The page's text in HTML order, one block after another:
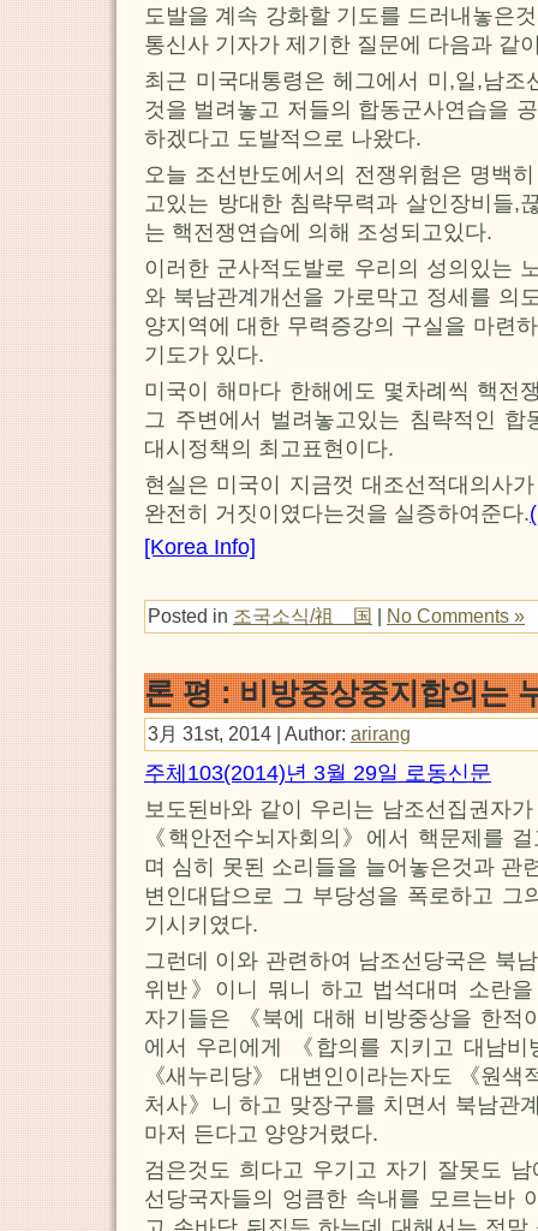
도발을 계속 강화할 기도를 드러내놓은
통신사 기자가 제기한 질문에 다음과 같
최근 미국대통령은 헤그에서 미,일,남조
것을 벌려놓고 저들의 합동군사연습을
하겠다고 도발적으로 나왔다.
오늘 조선반도에서의 전쟁위험은 명백
고있는 방대한 침략무력과 살인장비들,
는 핵전쟁연습에 의해 조성되고있다.
이러한 군사적도발로 우리의 성의있는
와 북남관계개선을 가로막고 정세를 의
양지역에 대한 무력증강의 구실을 마련
기도가 있다.
미국이 해마다 한해에도 몇차례씩 핵전
그 주변에서 벌려놓고있는 침략적인 합
대시정책의 최고표현이다.
현실은 미국이 지금껏 대조선적대의사
완전히 거짓이였다는것을 실증하여준다.
[Korea Info]
Posted in 조국소식/祖 国 | No Comments »
론 평 : 비방중상중지합의는
3月 31st, 2014 | Author: arirang
주체103(2014)년 3월 29일 로동신문
보도된바와 같이 우리는 남조선집권자
《핵안전수뇌자회의》에서 핵문제를
며 심히 못된 소리들을 늘어놓은것과 관
변인대답으로 그 부당성을 폭로하고 그
기시키였다.
그런데 이와 관련하여 남조선당국은 북
위반》이니 뭐니 하고 법석대며 소란
자기들은 《북에 대해 비방중상을 한적
에서 우리에게 《합의를 지키고 대남
《새누리당》 대변인이라는자도 《원
처사》니 하고 맞장구를 치면서 북남관
마저 든다고 양양거렸다.
검은것도 희다고 우기고 자기 잘못도
선당국자들의 엉큼한 속내를 모르는바